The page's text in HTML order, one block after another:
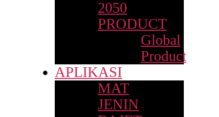
2050
PRODUCT
Global
Product
APLIKASI
MAT
JENIN